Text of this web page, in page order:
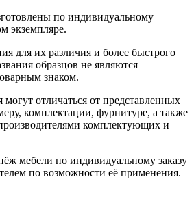
по индивидуальному
экземпляре.
для их различия и более быстрого
образцов не являются
знаком.
отличаться от представленных
комплектации, фурнитуре, а также
комплектующих и
мебели по индивидуальному заказу
по возможности её применения.